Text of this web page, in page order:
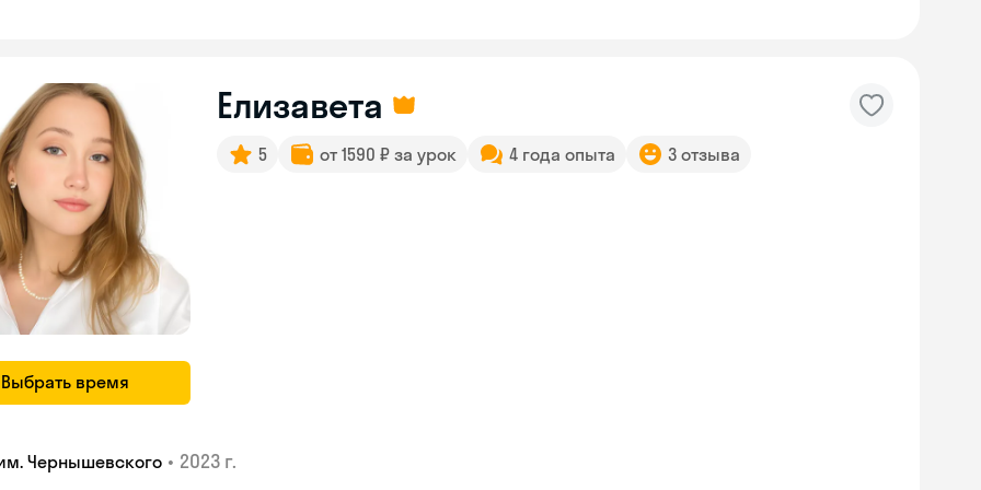
Выбрать время
Елизавета
5 от 1590 ₽ за урок 4 года опыта 3 отзыва
Чернышевского • 2023 г.